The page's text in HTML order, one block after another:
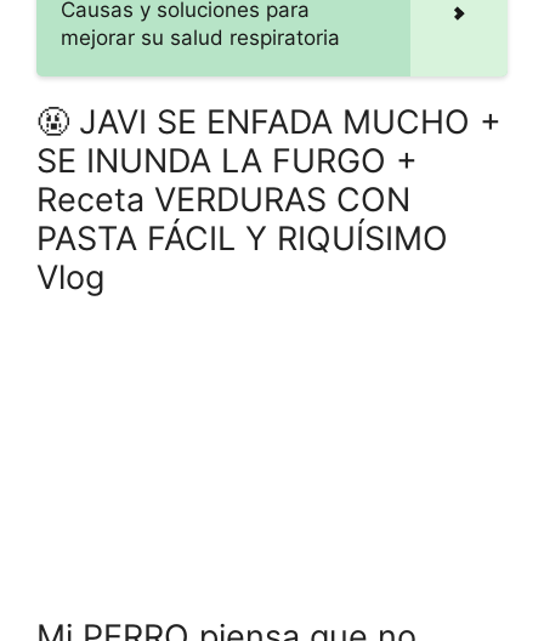
Causas y soluciones para
mejorar su salud respiratoria
🤬 JAVI SE ENFADA MUCHO +
SE INUNDA LA FURGO +
Receta VERDURAS CON
PASTA FÁCIL Y RIQUÍSIMO
Vlog